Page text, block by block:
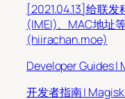
[2021.04.13]给联
(IMEI)、MAC地址
(hiirachan.moe)
Developer Guides
开发者指南 |